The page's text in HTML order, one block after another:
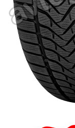
Баланс на